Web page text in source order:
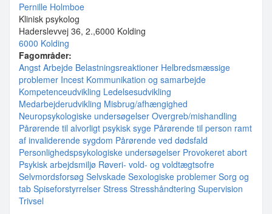
Pernille Holmboe
Klinisk psykolog
Haderslevvej 36, 2.,6000 Kolding
6000 Kolding
Fagområder:
Angst Arbejde Belastningsreaktioner Helbredsmæssige
problemer Incest Kommunikation og samarbejde
Kompetenceudvikling Ledelsesudvikling
Medarbejderudvikling Misbrug/afhængighed
Neuropsykologiske undersøgelser Overgreb/mishandling
Pårørende til alvorligt psykisk syge Pårørende til person ramt
af invaliderende sygdom Pårørende ved dødsfald
Personlighedspsykologiske undersøgelser Provokeret abort
Psykisk arbejdsmiljø Røveri- vold- og voldtægtsofre
Selvmordsforsøg Selvskade Sexologiske problemer Sorg og
tab Spiseforstyrrelser Stress Stresshåndtering Supervision
Trivsel